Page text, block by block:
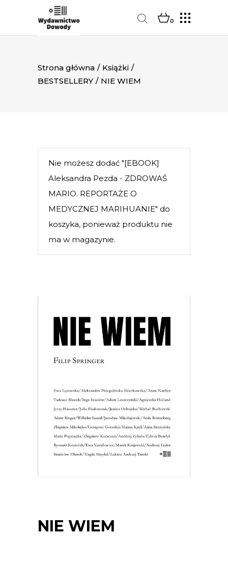
0
Strona główna / Książki /
BESTSELLERY / NIE WIEM
Nie możesz dodać "[EBOOK]
Aleksandra Pezda - ZDROWAŚ
MARIO. REPORTAŻE O
MEDYCZNEJ MARIHUANIE" do
koszyka, ponieważ produktu nie
ma w magazynie.
NIE WIEM